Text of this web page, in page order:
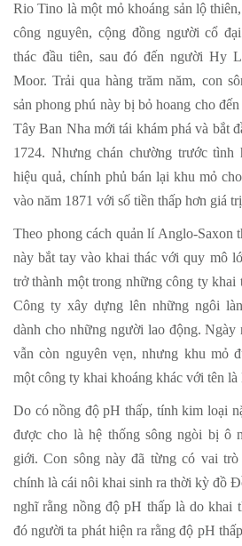
Rio Tino là một mỏ khoáng sản lộ
công nguyên, cộng đồng người cổ
thác đầu tiên, sau đó đến người Hy
Moor. Trải qua hàng trăm năm, con
sản phong phú này bị bỏ hoang cho
Tây Ban Nha mới tái khám phá và bắt
1724. Nhưng chán chường trước tình
hiệu quả, chính phủ bán lại khu mỏ
vào năm 1871 với số tiền thấp hơn giá
Theo phong cách quản lí Anglo-Saxon
này bắt tay vào khai thác với quy mô
trở thành một trong những công ty khai
Công ty xây dựng lên những ngôi
dành cho những người lao động.
vẫn còn nguyên vẹn, nhưng khu mỏ
một công ty khai khoáng khác với tên
Do có nồng độ pH thấp, tính kim loại
được cho là hệ thống sông ngòi bị ô
giới. Con sông này đã từng có vai
chính là cái nôi khai sinh ra thời kỳ đồ
nghĩ rằng nồng độ pH thấp là do khai
đó người ta phát hiện ra rằng độ pH